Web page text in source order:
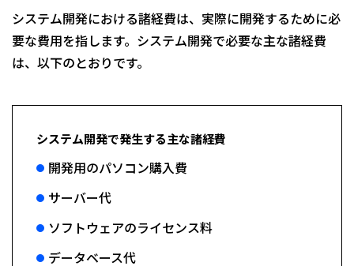
システム開発における諸経費は、実際に開発するために必
要な費用を指します。システム開発で必要な主な諸経費
は、以下のとおりです。
システム開発で発生する主な諸経費
開発用のパソコン購入費
サーバー代
ソフトウェアのライセンス料
データベース代